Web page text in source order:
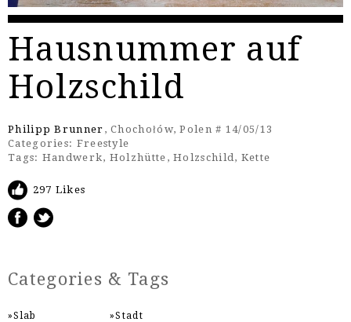
Hausnummer auf
Holzschild
Philipp Brunner , Chochołów, Polen # 14/05/13
Categories: Freestyle
Tags: Handwerk, Holzhütte ,Holzschild , Kette
297 Likes
Categories & Tags
Slab
Stadt